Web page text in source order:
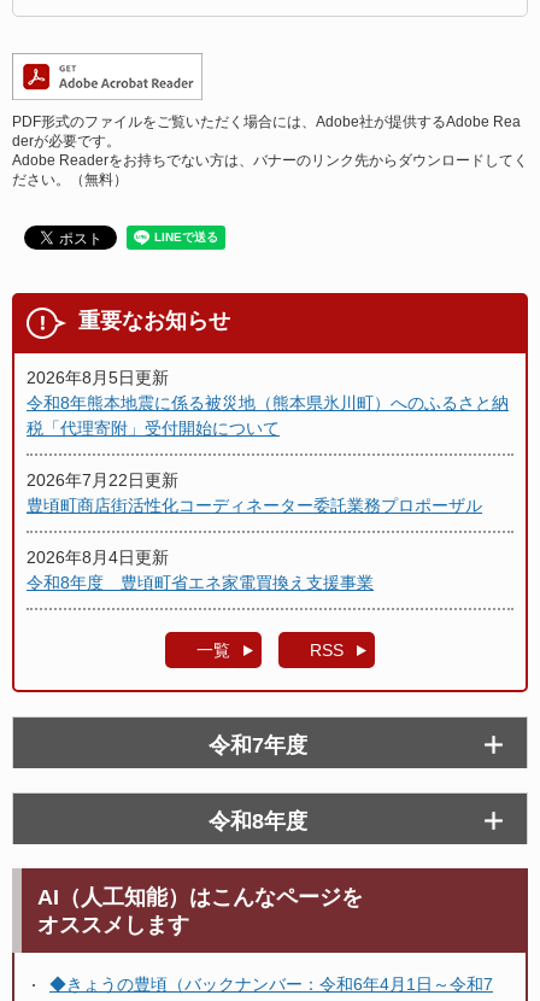
PDF形式のファイルをご覧いただく場合には、Adobe社が提供するAdobe Rea
derが必要です。
Adobe Readerをお持ちでない方は、バナーのリンク先からダウンロードしてく
ださい。（無料）
重要なお知らせ
2026年8月5日更新
令和8年熊本地震に係る被災地（熊本県氷川町）へのふるさと納
税「代理寄附」受付開始について
2026年7月22日更新
豊頃町商店街活性化コーディネーター委託業務プロポーザル
2026年8月4日更新
令和8年度 豊頃町省エネ家電買換え支援事業
一覧 RSS
令和7年度
令和8年度
AI（人工知能）はこんなページを
オススメします
◆きょうの豊頃（バックナンバー：令和6年4月1日～令和7